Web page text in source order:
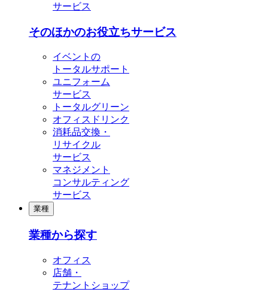
サービス
そのほかのお役立ちサービス
イベントの
トータルサポート
ユニフォーム
サービス
トータルグリーン
オフィスドリンク
消耗品交換・
リサイクル
サービス
マネジメント
コンサルティング
サービス
業種
業種から探す
オフィス
店舗・
テナントショップ